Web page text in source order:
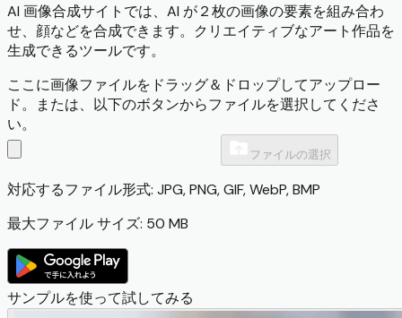
AI 画像合成サイトでは、AI が２枚の画像の要素を組み合わ
せ、顔などを合成できます。クリエイティブなアート作品を
生成できるツールです。
ここに画像ファイルをドラッグ＆ドロップしてアップロー
ド。または、以下のボタンからファイルを選択してくださ
い。
ファイルの選択
対応するファイル形式: JPG, PNG, GIF, WebP, BMP
最大ファイル サイズ: 50 MB
サンプルを使って試してみる